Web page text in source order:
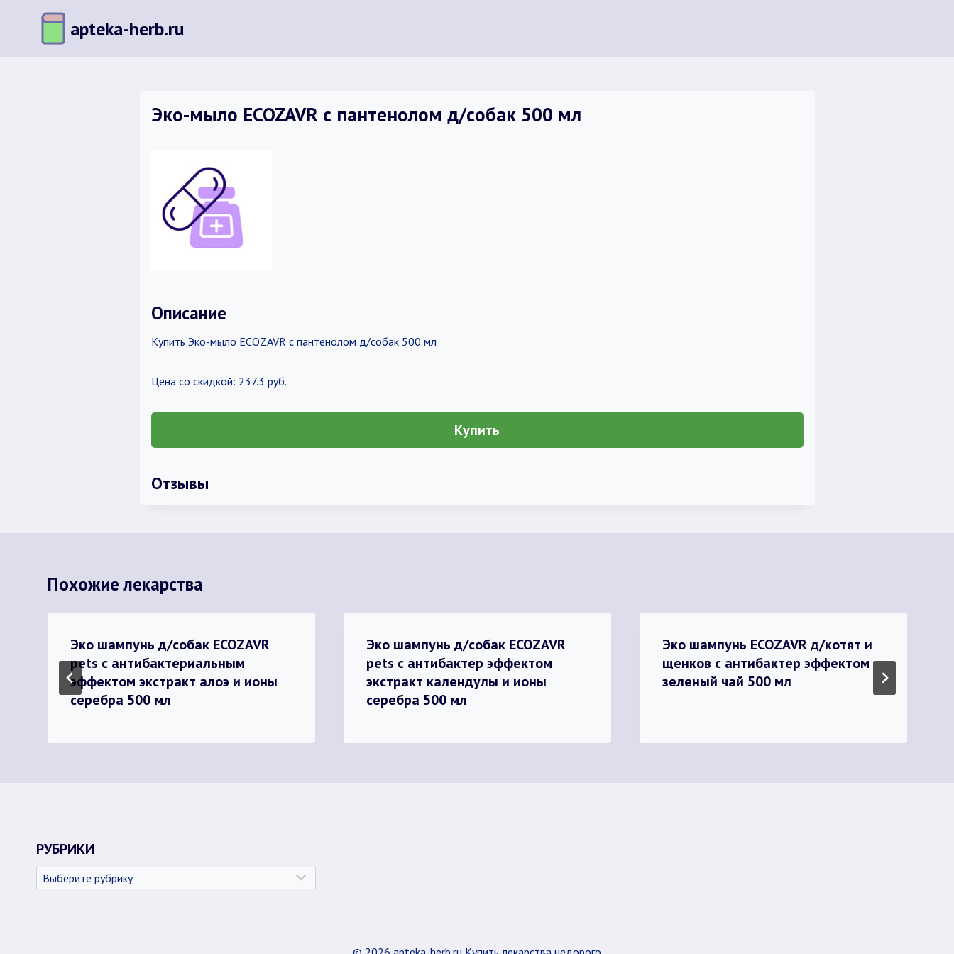
содержимому
apteka-herb.ru
Эко-мыло ECOZAVR с пантенолом д/собак 500 мл
Описание
Купить Эко-мыло ECOZAVR с пантенолом д/собак 500 мл
Цена со скидкой: 237.3 руб.
Купить
Отзывы
Похожие лекарства
Эко шампунь д/собак ECOZAVR
pets с антибактериальным
эффектом экстракт алоэ и ионы
серебра 500 мл
Эко шампунь д/собак ECOZAVR
pets с антибактер эффектом
экстракт календулы и ионы
серебра 500 мл
Эко шампунь ECOZAVR д/котят и
щенков с антибактер эффектом
зеленый чай 500 мл
РУБРИКИ
Рубрики